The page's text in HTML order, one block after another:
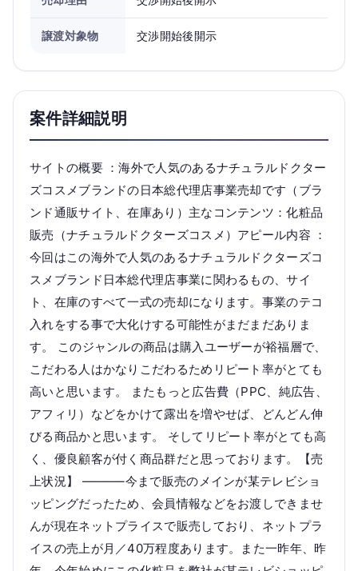
譲渡対象物 交渉開始後開示
案件詳細説明
サイトの概要 ：海外で人気のあるナチュラルドクター
ズコスメブランドの日本総代理店事業売却です（ブラ
ンド通販サイト、在庫あり）主なコンテンツ：化粧品
販売（ナチュラルドクターズコスメ）アピール内容 ：
今回はこの海外で人気のあるナチュラルドクターズコ
スメブランド日本総代理店事業に関わるもの、サイ
ト、在庫のすべて一式の売却になります。事業のテコ
入れをする事で大化けする可能性がまだまだありま
す。 このジャンルの商品は購入ユーザーが裕福層で、
こだわる人はかなりこだわるためリピート率がとても
高いと思います。 またもっと広告費（PPC、純広告、
アフィリ）などをかけて露出を増やせば、どんどん伸
びる商品かと思います。 そしてリピート率がとても高
く、優良顧客が付く商品群だと思っております。【売
上状況】 ———–今まで販売のメインが某テレビショ
ッピングだったため、会員情報などをお渡しできませ
んが現在ネットプライスで販売しており、ネットプラ
イスの売上が月／40万程度あります。また一昨年、昨